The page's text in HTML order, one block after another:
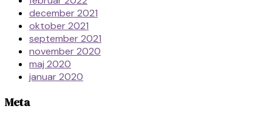
december 2021
oktober 2021
september 2021
november 2020
maj 2020
januar 2020
Meta